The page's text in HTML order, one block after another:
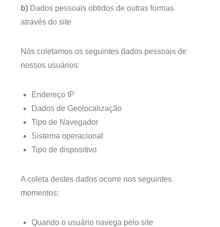
b) Dados pessoais obtidos de outras formas
através do site
Nós coletamos os seguintes dados pessoais de
nossos usuários:
Endereço IP
Dados de Geolocalização
Tipo de Navegador
Sistema operacional
Tipo de dispositivo
A coleta destes dados ocorre nos seguintes
momentos:
Quando o usuário navega pelo site